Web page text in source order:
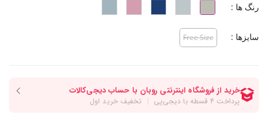
رنگ ها :
سایزها : Free Size